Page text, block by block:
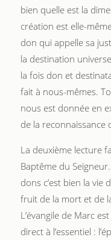
bien quelle est la
création est elle-
don qui appelle sa
la destination
la fois don et
fait à nous-mêmes.
nous est donnée en
de la reconnaissance
La deuxième lecture
Baptême du
dons c’est bien la vie
fruit de la mort et de
L’évangile de Marc
direct à l’essentiel :